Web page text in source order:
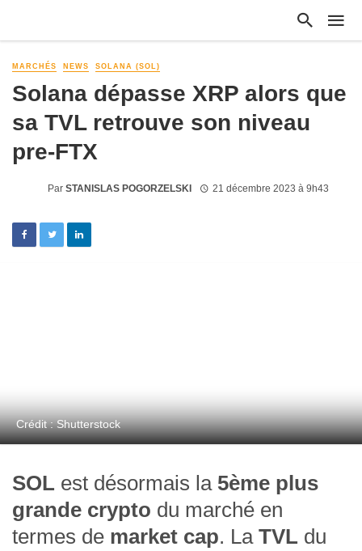
MARCHÉS NEWS SOLANA (SOL)
Solana dépasse XRP alors que
sa TVL retrouve son niveau
pre-FTX
Par STANISLAS POGORZELSKI 21 décembre 2023 à 9h43
Crédit : Shutterstock
SOL est désormais la5ème plus
grande crypto du marché en
termes de market cap. La TVL du